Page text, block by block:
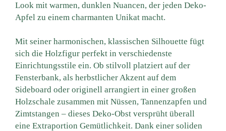
Look mit warmen, dunklen Nuancen, der jeden Deko-
Apfel zu einem charmanten Unikat macht.
Mit seiner harmonischen, klassischen Silhouette fügt
sich die Holzfigur perfekt in verschiedenste
Einrichtungsstile ein. Ob stilvoll platziert auf der
Fensterbank, als herbstlicher Akzent auf dem
Sideboard oder originell arrangiert in einer großen
Holzschale zusammen mit Nüssen, Tannenzapfen und
Zimtstangen – dieses Deko-Obst versprüht überall
eine Extraportion Gemütlichkeit. Dank einer soliden